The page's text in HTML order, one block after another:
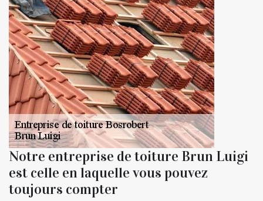
Notre entreprise de toiture Brun Luigi
est celle en laquelle vous pouvez
toujours compter